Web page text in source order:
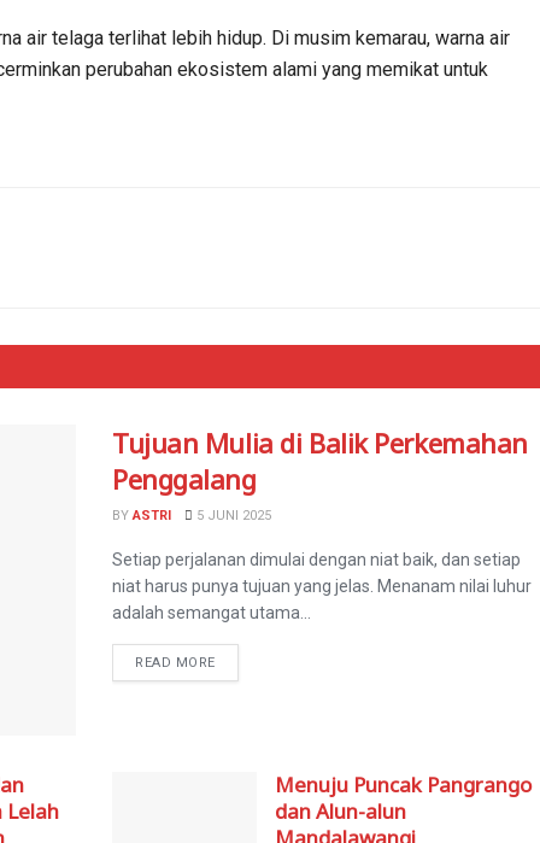
air telaga terlihat lebih hidup. Di musim kemarau, warna air
perubahan ekosistem alami yang memikat untuk
Tujuan Mulia di Balik Perkemahan
Penggalang
BY ASTRI 5 JUNI 2025
Setiap perjalanan dimulai dengan niat baik, dan setiap
niat harus punya tujuan yang jelas. Menanam nilai luhur
adalah semangat utama...
READ MORE
Lelah
Menuju Puncak Pangrango
dan Alun-alun
Mandalawangi